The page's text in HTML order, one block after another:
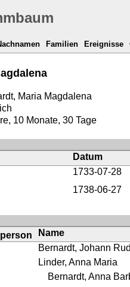
Familien Ereignisse
Maria Magdalena
10 Monate, 30 Tage
Datum
1733-07-28
1738-06-27
Name
Bernardt, Johann
Linder, Anna Maria
Bernardt, Anna